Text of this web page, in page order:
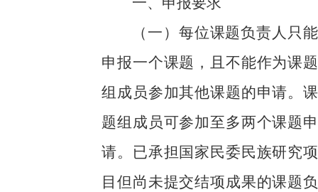
（ 一 ）每位课题负责人只能
申报一个课题，且不能作为课题
组成员参加其他课题的申请。课
题组成员可参加至多两个课题申
请。已承担国家民委民族研究项
目但尚未提交结项成果的课题负